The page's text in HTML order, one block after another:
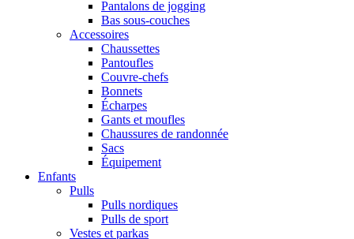
Pantalons de jogging
Bas sous-couches
Accessoires
Chaussettes
Pantoufles
Couvre-chefs
Bonnets
Écharpes
Gants et moufles
Chaussures de randonnée
Sacs
Équipement
Enfants
Pulls
Pulls nordiques
Pulls de sport
Vestes et parkas